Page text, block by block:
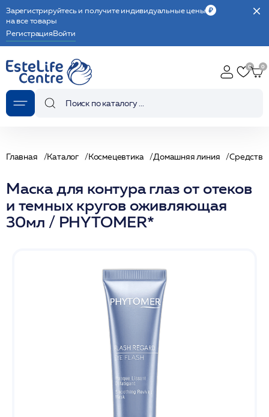
Зарегистрируйтесь и получите индивидуальные цены
на все товары
РегистрацияВойти
Главная Каталог Космецевтика Домашняя линия Средства
Маска для контура глаз от отеков
и темных кругов оживляющая
30мл / PHYTOMER*